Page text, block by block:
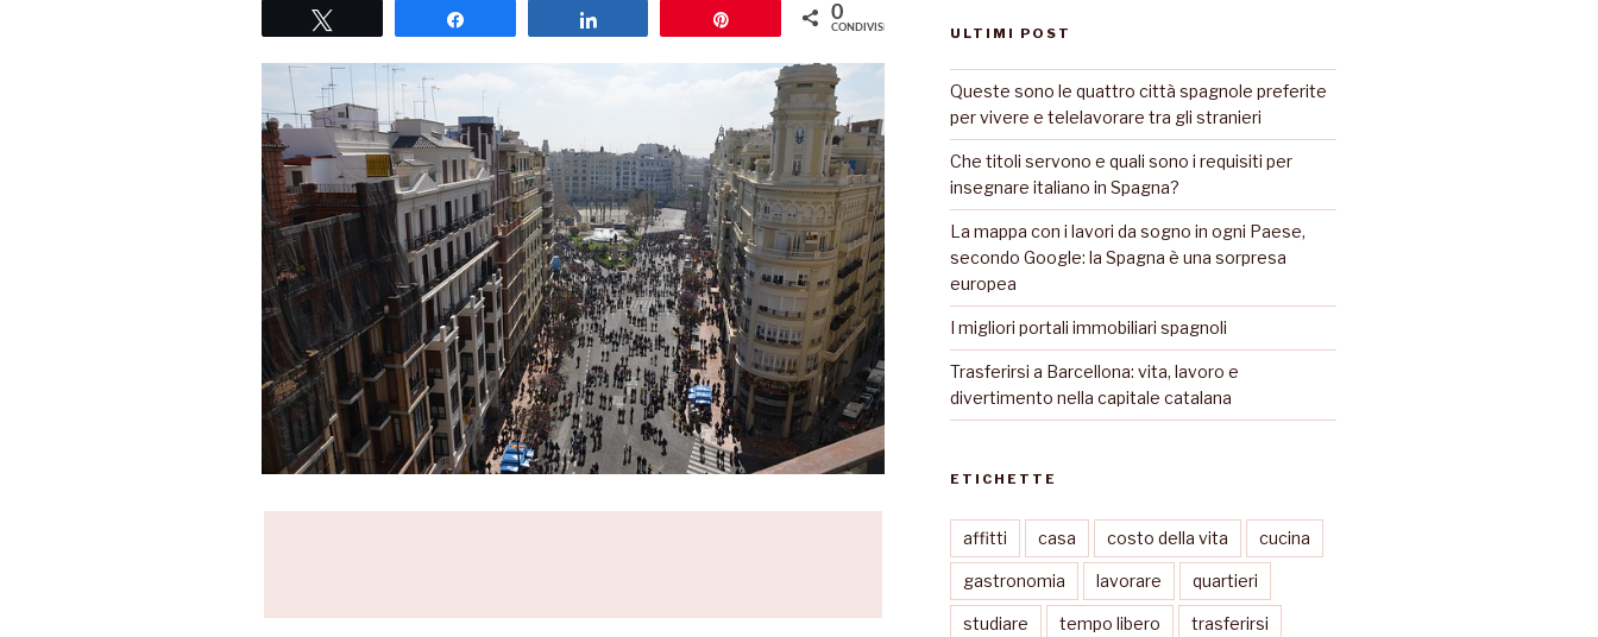
0
CONDIVISIONI ULTIMI POST
Queste sono le quattro città spagnole preferite
per vivere e telelavorare tra gli stranieri
Che titoli servono e quali sono i requisiti per
insegnare italiano in Spagna?
La mappa con i lavori da sogno in ogni Paese,
secondo Google: la Spagna è una sorpresa
europea
I migliori portali immobiliari spagnoli
Trasferirsi a Barcellona: vita, lavoro e
divertimento nella capitale catalana
ETICHETTE
affitti casa costo della vita cucina
gastronomia lavorare quartieri
studiare tempo libero trasferirsi